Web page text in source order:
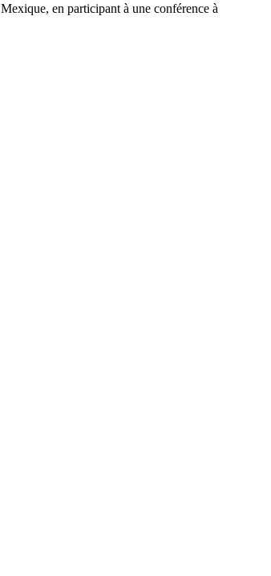
Mexique, en participant à une conférence à